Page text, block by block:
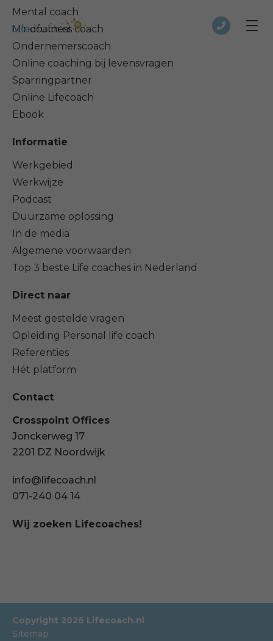
Mental coach
Mindfulness coach
Ondernemerscoach
Online coaching bij levensvragen
Sparringpartner
Online Lifecoach
Ebook
Informatie
Werkgebied
Werkwijze
Podcast
Duurzame oplossing
In de media
Algemene voorwaarden
Top 3 beste Life coaches in Nederland
Direct naar
Meest gestelde vragen
Opleiding Personal life coach
Referenties
Hét platform
Contact
Crosspoint Offices
Jonckerweg 17
2201 DZ Noordwijk
info@lifecoach.nl
071-240 04 14
Wij zoeken Lifecoaches!
Copyright 2026 Lifecoach.nl
Sitemap